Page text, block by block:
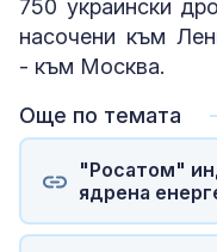
750 украински
насочени към
- към Москва.
Още по темата
"Росатом"
ядрена